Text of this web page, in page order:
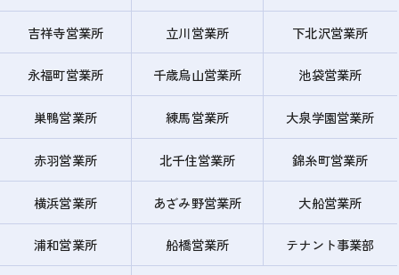
吉祥寺営業所 立川営業所 下北沢営業所
永福町営業所 千歳烏山営業所 池袋営業所
巣鴨営業所 練馬営業所 大泉学園営業所
赤羽営業所 北千住営業所 錦糸町営業所
横浜営業所 あざみ野営業所 大船営業所
浦和営業所 船橋営業所 テナント事業部